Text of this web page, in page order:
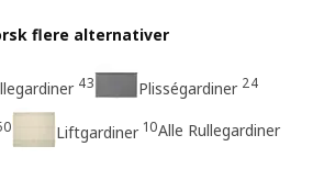
flere alternativer
43 Plisségardiner 24
Liftgardiner 10Alle Rullegardiner